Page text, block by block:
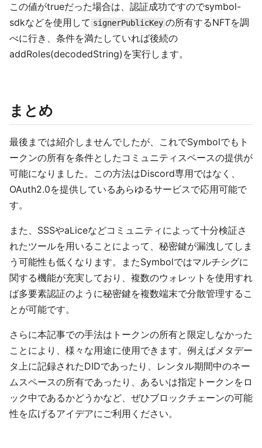
この値がtrueだった場合は、認証成功ですのでsymbol-
sdkなどを使用して signerPublicKey の所有するNFTを調
べに行き、条件を満たしていれば後続の
addRoles(decodedString)を実行します。
まとめ
最後までは紹介しませんでしたが、これでSymbolでもト
ークンの所有を条件としたコミュニティスペースの提供が
可能になりました。この方法はDiscord専用ではなく、
OAuth2.0を提供しているあらゆるサービスで応用可能で
す。
また、SSSやaLiceなどコミュニティによって十分検証さ
れたツールを用いることによって、秘密鍵が漏洩してしま
う可能性も低くなります。またSymbolではマルチシグに
関する機能が充実しており、複数のウォレットを使用すれ
ば多要素認証のように秘密鍵を複数端末で分散管理するこ
とが可能です。
さらに本記事での手法はトークンの所有と限定しなかった
ことにより、様々な用途に使用できます。例えばメタデー
タ上に記録されたDIDであったり、レンタル期間中のネー
ムスペースの所有であったり、あるいは指定トークンをロ
ック中であるかどうかなど、ぜひブロックチェーンの可能
性を広げるアイデアにご利用ください。